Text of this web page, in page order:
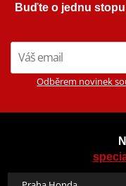
Buďte o jednu
Odběrem novinek